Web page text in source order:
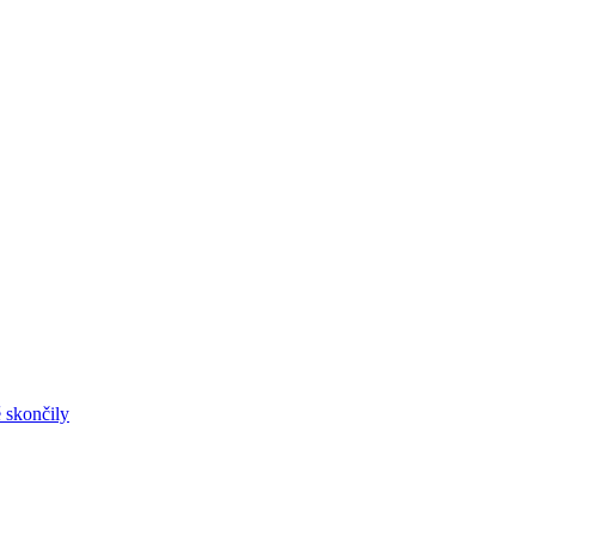
skončily